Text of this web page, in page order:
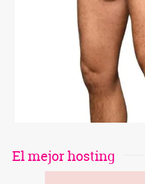
El mejor hosting